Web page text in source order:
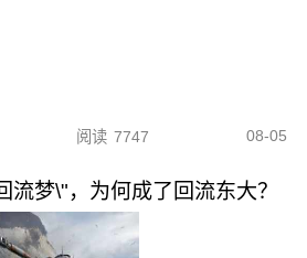
阅读 7747 08-05
流梦\"，为何成了回流东大？